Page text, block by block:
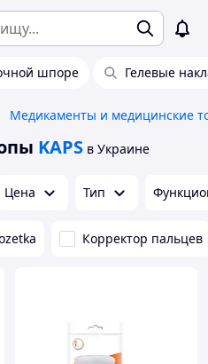
шпоре Гелевые
KAPS в Украине
Цена Тип
Корректор пальцев